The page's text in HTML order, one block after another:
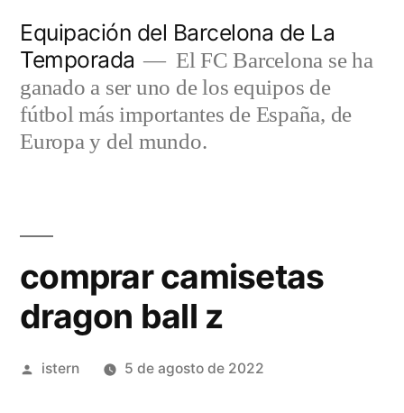
contenido
Equipación del Barcelona de La
Temporada
El FC Barcelona se ha
ganado a ser uno de los equipos de
fútbol más importantes de España, de
Europa y del mundo.
comprar camisetas
dragon ball z
Publicado
istern 5 de agosto de 2022